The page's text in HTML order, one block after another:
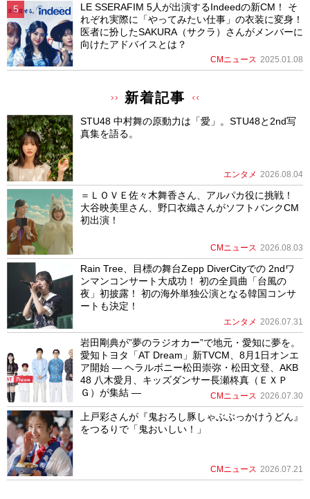
LE SSERAFIM 5人が出演するIndeedの新CM！ そ
れぞれ実際に「やってみたい仕事」の衣装に変身！
医者に扮したSAKURA（サクラ）さんがメンバーに
向けたアドバイスとは？
CMニュース 2025.01.08
新着記事
STU48 中村舞の原動力は「愛」。STU48と2nd写
真集を語る。
エンタメ 2026.08.04
＝ＬＯＶＥ佐々木舞香さん、アルパカ役に挑戦！
大谷映美里さん、野口衣織さんがソフトバンクCM
初出演！
CMニュース 2026.08.03
Rain Tree、目標の舞台Zepp DiverCityでの 2ndワ
ンマンコンサート大成功！ 初の全員曲「台風の
夜」初披露！ 初の海外単独公演となる韓国コンサ
ートも決定！
エンタメ 2026.07.31
岩田剛典が”夢のラジオカー”で地元・愛知に夢を。
愛知トヨタ「AT Dream」新TVCM、8月1日オンエ
ア開始 ― ヘラルボニー松田崇弥・松田文登、AKB
48 八木愛月、キッズダンサー長瀬柊真（ＥＸＰ
Ｇ）が集結 ―
CMニュース 2026.07.30
上戸彩さんが『鬼おろし豚しゃぶぶっかけうどん』
をつるりで「鬼おいしい！」
CMニュース 2026.07.21